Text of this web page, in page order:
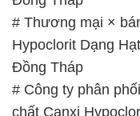
chất Canxi
Hypochlorite tại
# Nơi chuyên
chất Canxi
Hypochlorite tại